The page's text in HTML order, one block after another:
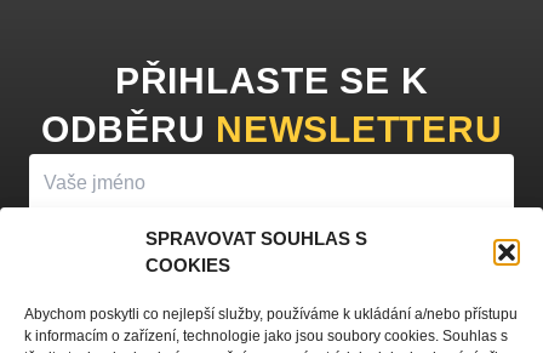
SPRAVOVAT SOUHLAS S
COOKIES
Abychom poskytli co nejlepší služby, používáme k ukládání a/nebo přístupu
k informacím o zařízení, technologie jako jsou soubory cookies. Souhlas s
PŘIHLASTE SE K
ODBĚRU NEWSLETTERU